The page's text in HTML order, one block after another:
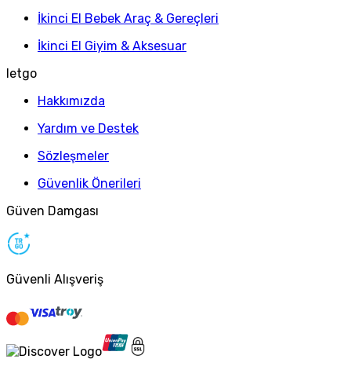
İkinci El Bebek Araç & Gereçleri
İkinci El Giyim & Aksesuar
letgo
Hakkımızda
Yardım ve Destek
Sözleşmeler
Güvenlik Önerileri
Güven Damgası
Güvenli Alışveriş